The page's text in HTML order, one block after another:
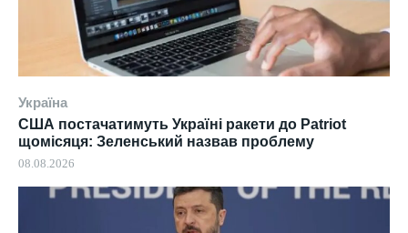
Україна
США постачатимуть Україні ракети до Patriot
щомісяця: Зеленський назвав проблему
08.08.2026